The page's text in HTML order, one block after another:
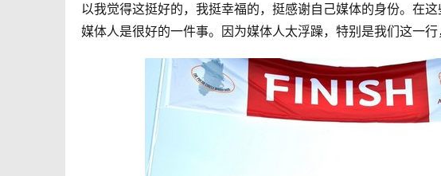
以我觉得这挺好的，我挺幸福的，挺感谢自己媒体的身份。在
媒体人是很好的一件事。因为媒体人太浮躁，特别是我们这一行